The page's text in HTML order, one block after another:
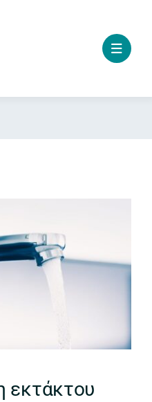
εκτάκτου